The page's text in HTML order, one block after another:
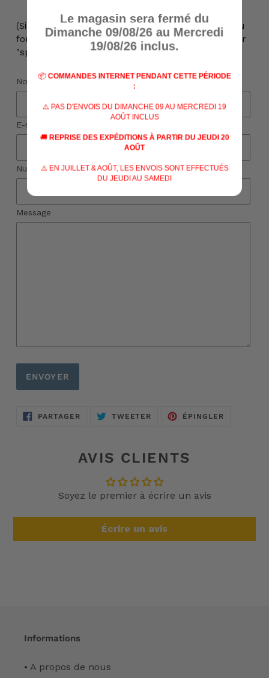
(Si vous n'avez pas reçu de réponse à votre mail ou
formulaire de contact, veuillez vérifier votre dossier
"spams")
Nom
E-mail
Numéro de téléphone
Message
PARTAGERPARTAGER
SUR
TWEETER TWEETERÉPINGLER
AVIS CLIENTS
Soyez le premier à écrire un avis
Écrire un avis
Informations
• A propos de nous
Le magasin sera fermé du
Dimanche 09/08/26 au Mercredi
19/08/26 inclus.
📦 COMMANDES INTERNET PENDANT CETTE PÉRIODE
:
⚠️ PAS D'ENVOIS DU DIMANCHE 09 AU MERCREDI 19
AOÛT INCLUS
🚚 REPRISE DES EXPÉDITIONS À PARTIR DU JEUDI 20
AOÛT
⚠️ EN JUILLET & AOÛT, LES ENVOIS SONT EFFECTUÉS
DU JEUDI AU SAMEDI